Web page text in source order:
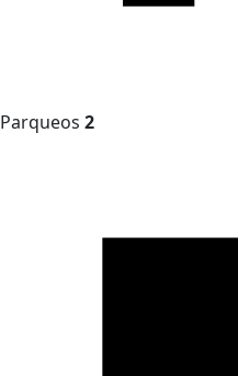
Parqueos 2